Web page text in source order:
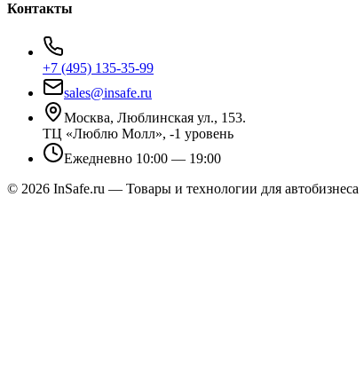
Контакты
+7 (495) 135-35-99
sales@insafe.ru
Москва, Люблинская ул., 153.
ТЦ «Люблю Молл», -1 уровень
Ежедневно 10:00 — 19:00
© 2026 InSafe.ru — Товары и технологии для автобизнеса